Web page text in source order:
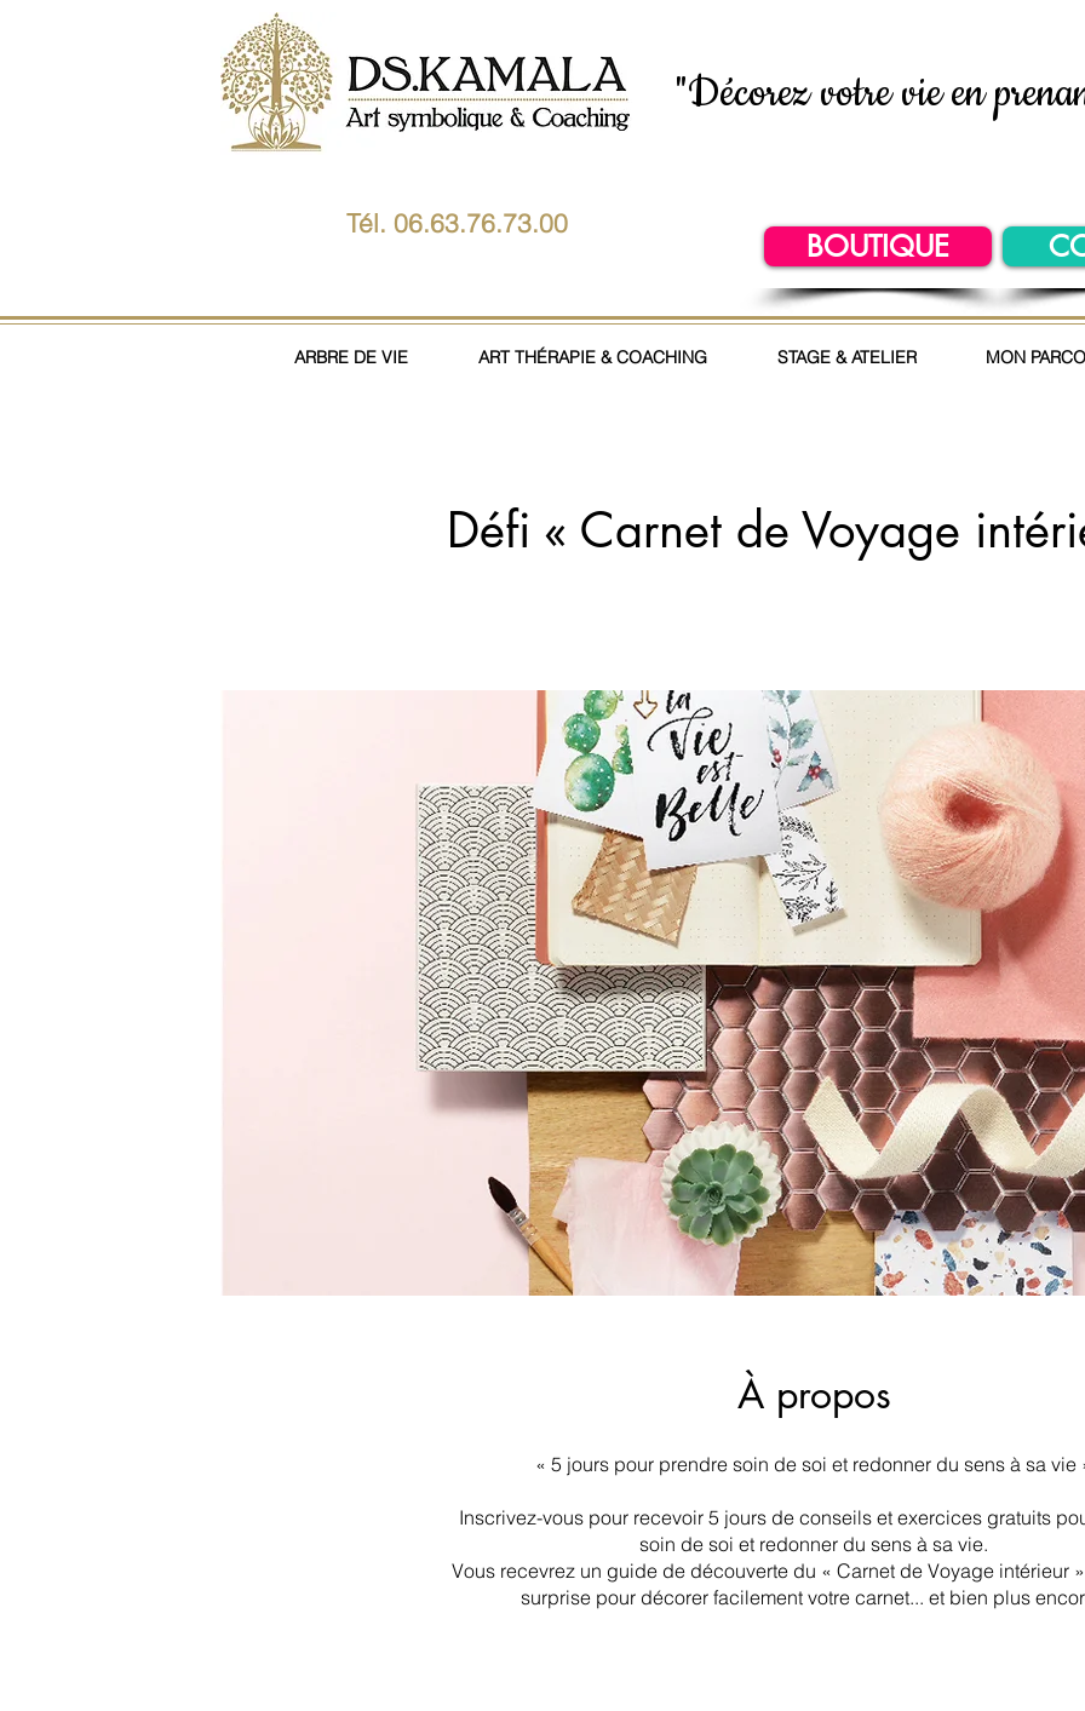
"Décorez votre vie en
Tél. 06.63.76.73.00
BOUTIQUE
ARBRE DE VIE ART THÉRAPIE & COACHING STAGE & ATELIER MON
Défi « Carnet de Voyage
À propos
« 5 jours pour prendre soin de soi et redonner du sens à sa vie
Inscrivez-vous pour recevoir 5 jours de conseils et exercices gratuits
soin de soi et redonner du sens à sa vie.
Vous recevrez un guide de découverte du « Carnet de Voyage intérieur